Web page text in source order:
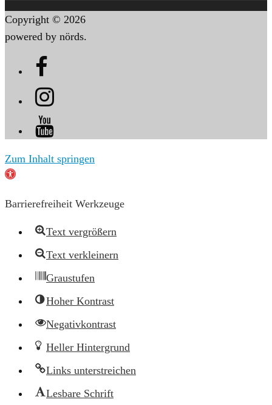
Copyright © 2026
powered by nörds.
Zum Inhalt springen
Werkzeugleiste
Barrierefreiheit Werkzeuge
Text vergrößern
Text verkleinern
Graustufen
Hoher Kontrast
Negativkontrast
Heller Hintergrund
Links unterstreichen
Lesbare Schrift